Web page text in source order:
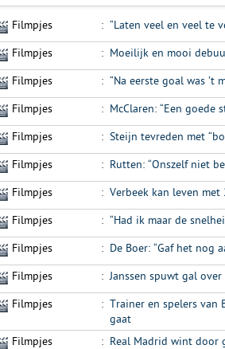
Filmpjes : “Laten veel en veel te
Filmpjes : Moeilijk en mooi
Filmpjes : “Na eerste goal was ’t
Filmpjes : McClaren: “Een goede
Filmpjes : Steijn tevreden met
Filmpjes : Rutten: “Onszelf niet
Filmpjes : Verbeek kan leven met
Filmpjes : “Had ik maar de
Filmpjes : De Boer: “Gaf het nog
Filmpjes : Janssen spuwt gal
Filmpjes : Trainer en spelers van
gaat
Filmpjes
: Real Madrid wint door